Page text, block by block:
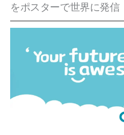
をポスターで世界に発信